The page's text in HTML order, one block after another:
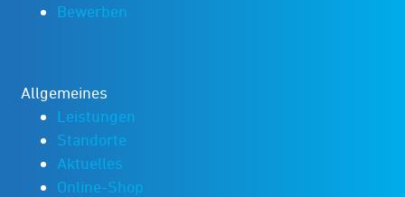
Bewerben
Allgemeines
Leistungen
Standorte
Aktuelles
Online-Shop